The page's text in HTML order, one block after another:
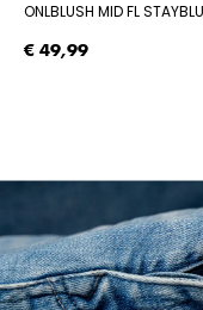
ONLBLUSH MID FL
€ 49,99